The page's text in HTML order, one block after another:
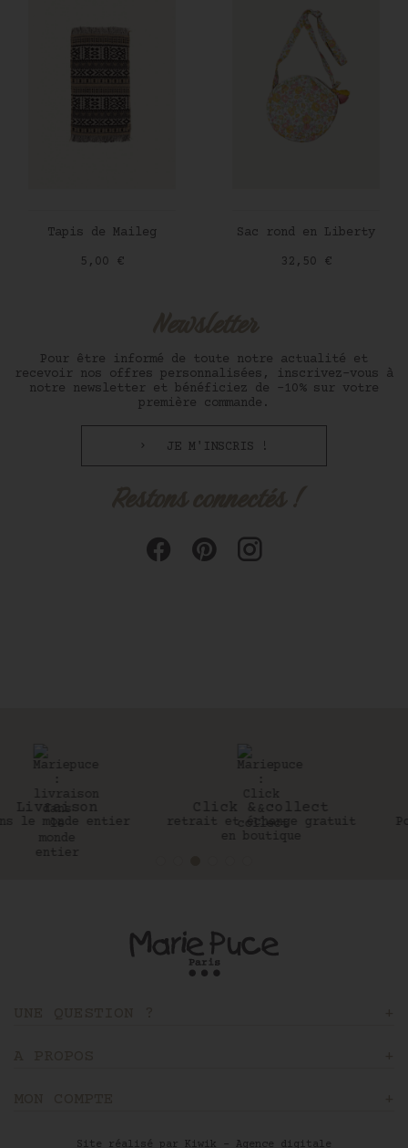
AJOUTER AU PANIER
Tapis de Maileg
Prix
5,00 €
AJOUTER AU PANIER
Sac rond en Liberty
Prix
32,50 €
Pour être informé de toute notre actualité et
recevoir nos offres personnalisées, inscrivez-vous à
notre newsletter et bénéficiez de -10% sur votre
première commande.
JE M'INSCRIS !
Click & collect
retrait et échange gratuit
en boutique
30 jours
Pour changer d’avis
Site réalisé par Kiwik - Agence digitale